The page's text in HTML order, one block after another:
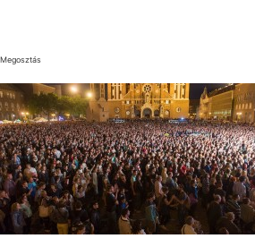
Megosztás